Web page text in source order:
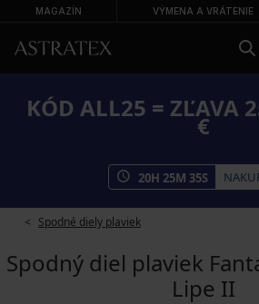
MAGAZÍN VÝMENA A VRÁTENIE
KÓD ALL25 = ZĽAVA
€
20H 25M 35S
Spodné diely plaviek
Spodný diel plaviek
Lipe II